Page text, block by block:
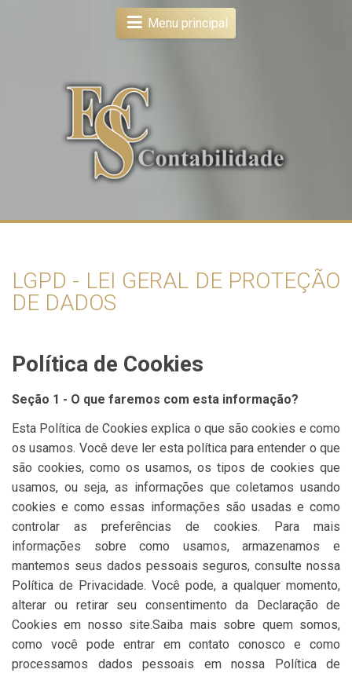
Menu principal
LGPD - LEI GERAL DE PROTEÇÃO
DE DADOS
Política de Cookies
Seção 1 - O que faremos com esta informação?
Esta Política de Cookies explica o que são cookies e como
os usamos. Você deve ler esta política para entender o que
são cookies, como os usamos, os tipos de cookies que
usamos, ou seja, as informações que coletamos usando
cookies e como essas informações são usadas e como
controlar as preferências de cookies. Para mais
informações sobre como usamos, armazenamos e
mantemos seus dados pessoais seguros, consulte nossa
Política de Privacidade. Você pode, a qualquer momento,
alterar ou retirar seu consentimento da Declaração de
Cookies em nosso site.Saiba mais sobre quem somos,
como você pode entrar em contato conosco e como
processamos dados pessoais em nossa Política de